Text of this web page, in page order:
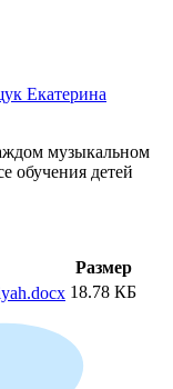
Екатерина
музыкальном
обучения детей
Размер
18.78 КБ